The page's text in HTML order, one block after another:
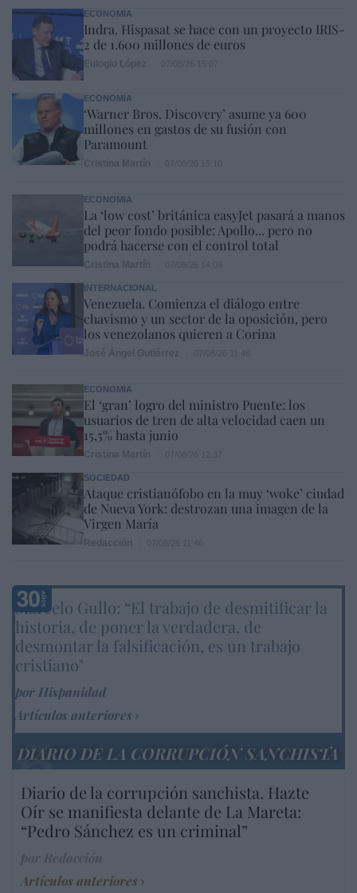
ECONOMÍA
Indra. Hispasat se hace con un proyecto IRIS-
2 de 1.600 millones de euros
ECONOMÍA
‘Warner Bros. Discovery’ asume ya 600
millones en gastos de su fusión con
Paramount
ECONOMÍA
La ‘low cost’ británica easyJet pasará a manos
del peor fondo posible: Apollo... pero no
podrá hacerse con el control total
INTERNACIONAL
Venezuela. Comienza el diálogo entre
chavismo y un sector de la oposición, pero
los venezolanos quieren a Corina
ECONOMÍA
El ‘gran’ logro del ministro Puente: los
usuarios de tren de alta velocidad caen un
15,5% hasta junio
SOCIEDAD
Ataque cristianófobo en la muy ‘woke’ ciudad
de Nueva York: destrozan una imagen de la
Virgen María
Marcelo Gullo: “El trabajo de desmitificar la
historia, de poner la verdadera, de
desmontar la falsificación, es un trabajo
cristiano"
por Hispanidad
Artículos anteriores
DIARIO DE LA CORRUPCIÓN SANCHISTA
Diario de la corrupción sanchista. Hazte
Oír se manifiesta delante de La Mareta:
“Pedro Sánchez es un criminal”
Artículos anteriores